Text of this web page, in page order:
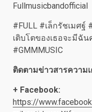
Fullmusicbandofficial
#FULL #เล็กรัชเมศฐ์
เติบโตของเธอจะมีฉั
#GMMMUSIC
ติดตามข่าวสารความ
+ Facebook:
https://